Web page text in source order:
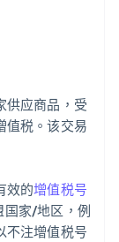
供应商品，受
值税。该交易
效的增值税号
国家/地区，例
不注增值税号